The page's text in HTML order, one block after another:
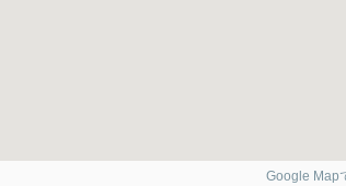
Google Map